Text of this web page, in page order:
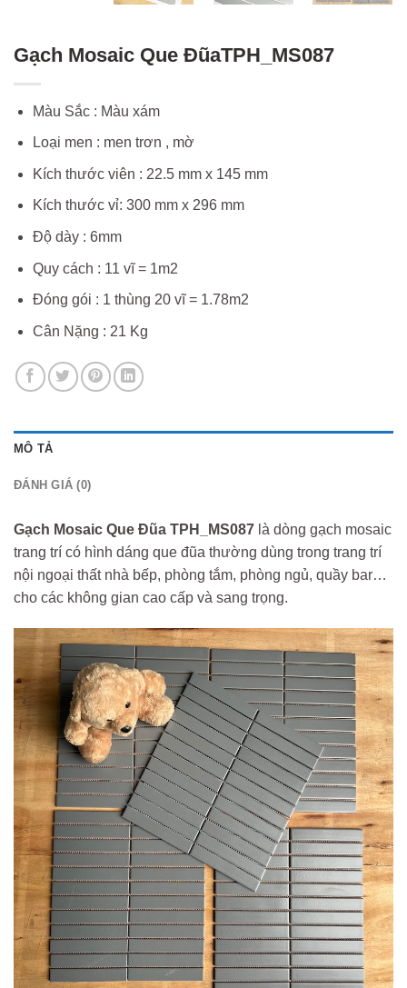
Gạch Mosaic Que ĐũaTPH_MS087
Màu Sắc : Màu xám
Loại men : men trơn , mờ
Kích thước viên : 22.5 mm x 145 mm
Kích thước vỉ: 300 mm x 296 mm
Độ dày : 6mm
Quy cách : 11 vĩ = 1m2
Đóng gói : 1 thùng 20 vĩ = 1.78m2
Cân Nặng : 21 Kg
MÔ TẢ
ĐÁNH GIÁ (0)
Gạch Mosaic Que Đũa TPH_MS087 là dòng gạch mosaic
trang trí có hình dáng que đũa thường dùng trong trang trí
nội ngoại thất nhà bếp, phòng tắm, phòng ngủ, quầy bar…
cho các không gian cao cấp và sang trọng.